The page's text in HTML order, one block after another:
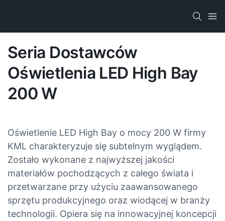
Seria Dostawców
Oświetlenia LED High Bay
200 W
Oświetlenie LED High Bay o mocy 200 W firmy
KML charakteryzuje się subtelnym wyglądem.
Zostało wykonane z najwyższej jakości
materiałów pochodzących z całego świata i
przetwarzane przy użyciu zaawansowanego
sprzętu produkcyjnego oraz wiodącej w branży
technologii. Opiera się na innowacyjnej koncepcji